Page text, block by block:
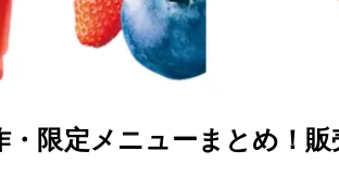
・限定メニューまとめ！